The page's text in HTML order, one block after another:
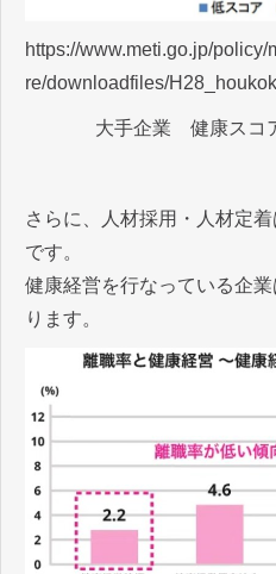
https://www.meti.go.jp/
re/downloadfiles/
大手企業 健康スコ
さらに、人材採用・人材定
です。
健康経営を行なっている企
ります。